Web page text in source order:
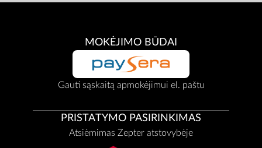
MOKĖJIMO BŪDAI
Gauti sąskaitą apmokėjimui el. paštu
PRISTATYMO PASIRINKIMAS
Atsiėmimas Zepter atstovybėje